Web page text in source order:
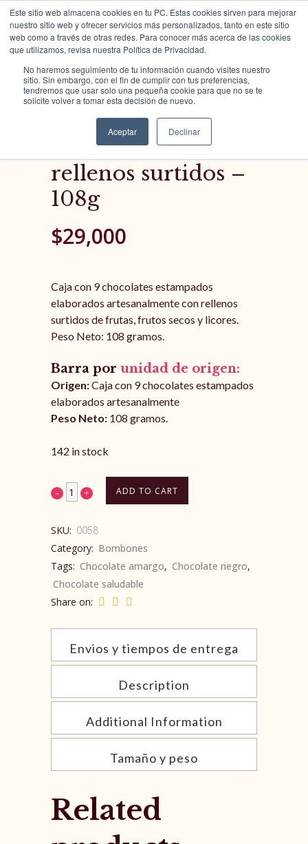
Este sitio web almacena cookies en tu PC. Estas cookies sirven para mejorar
nuestro sitio web y ofrecer servicios más personalizados, tanto en este sitio
web como a través de otras redes. Para conocer más acerca de las cookies
que utilizamos, revisa nuestra Política de Privacidad.
No haremos seguimiento de tu información cuando visites nuestro
sitio. Sin embargo, con el fin de cumplir con tus preferencias,
tendremos que usar solo una pequeña cookie para que no se te
solicite volver a tomar esta decisión de nuevo.
Aceptar Declinar
Tienda Color Cacao
9 chocolates con
rellenos surtidos –
108g
$29,000
Caja con 9 chocolates estampados
elaborados artesanalmente con rellenos
surtidos de frutas, frutos secos y licores.
Peso Neto: 108 gramos.
Barra por unidad de origen:
Origen:Caja con 9 chocolates estampados
elaborados artesanalmente
Peso Neto: 108 gramos.
142 in stock
ADD TO CART
SKU: 0058
Category: Bombones
Tags: Chocolate amargo, Chocolate negro,
Chocolate saludable
Share on:
Envios y tiempos de entrega
Description
Additional Information
Tamaño y peso
Related